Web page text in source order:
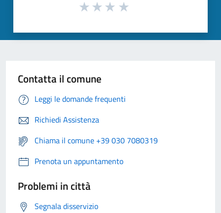
Contatta il comune
Leggi le domande frequenti
Richiedi Assistenza
Chiama il comune +39 030 7080319
Prenota un appuntamento
Problemi in città
Segnala disservizio